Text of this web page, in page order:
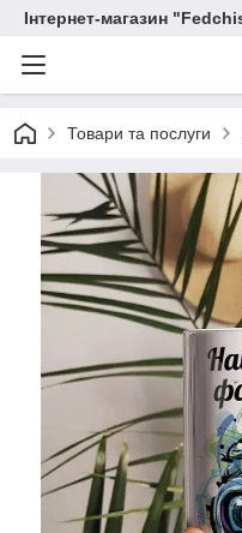
Інтернет-магазин
Товари та послуги